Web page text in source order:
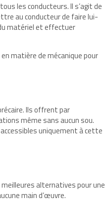
les conducteurs. Il s’agit de
au conducteur de faire lui-
matériel et effectuer
matière de mécanique pour
Ils offrent par
même sans aucun sou.
uniquement à cette
meilleures alternatives pour une
main d’œuvre.